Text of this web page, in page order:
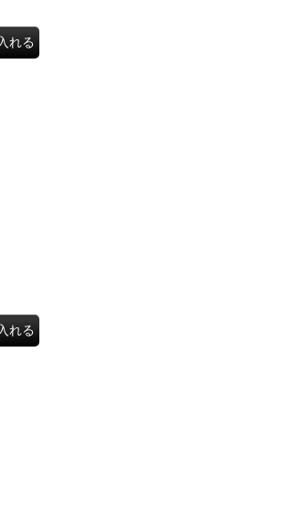
れる
れる